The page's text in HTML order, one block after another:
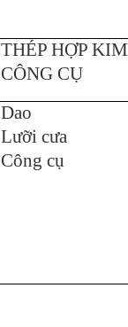
THÉP HỢP KIM
CÔNG CỤ
Dao
Lưỡi cưa
Công cụ